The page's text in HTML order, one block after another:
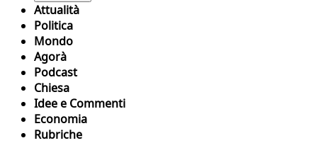
Attualità
Politica
Mondo
Agorà
Podcast
Chiesa
Idee e Commenti
Economia
Rubriche